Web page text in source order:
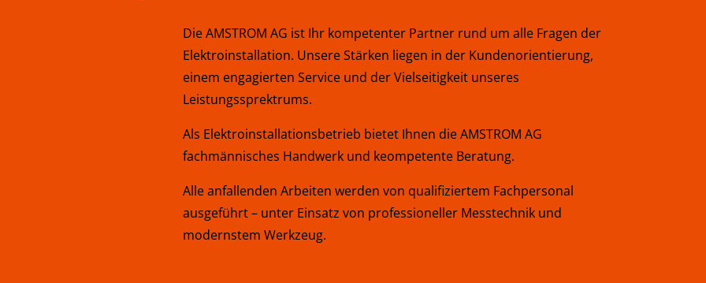
Die AMSTROM AG ist Ihr kompetenter Partner rund um alle Fragen der
Elektroinstallation. Unsere Stärken liegen in der Kundenorientierung,
einem engagierten Service und der Vielseitigkeit unseres
Leistungssprektrums.
Als Elektroinstallationsbetrieb bietet Ihnen die AMSTROM AG
fachmännisches Handwerk und keompetente Beratung.
Alle anfallenden Arbeiten werden von qualifiziertem Fachpersonal
ausgeführt – unter Einsatz von professioneller Messtechnik und
modernstem Werkzeug.